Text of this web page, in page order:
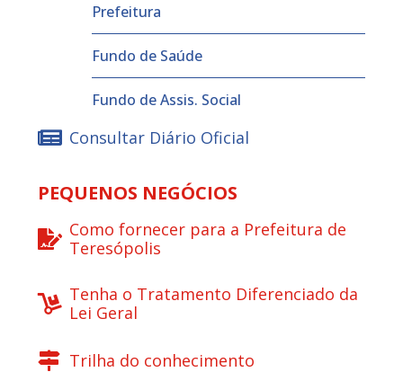
Prefeitura
Fundo de Saúde
Fundo de Assis. Social
Consultar Diário Oficial
PEQUENOS NEGÓCIOS
Como fornecer para a Prefeitura de
Teresópolis
Tenha o Tratamento Diferenciado da
Lei Geral
Trilha do conhecimento